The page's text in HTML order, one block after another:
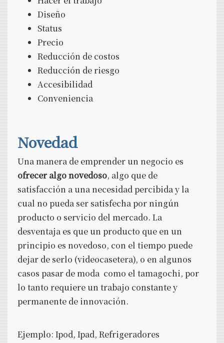
Diseño
Status
Precio
Reducción de costos
Reducción de riesgo
Accesibilidad
Conveniencia
Novedad
Una manera de emprender un negocio es
ofrecer algo novedoso, algo que de
satisfacción a una necesidad percibida y la
cual no pueda ser satisfecha por ningún
producto o servicio del mercado. La
desventaja es que un producto que en un
principio es novedoso, con el tiempo puede
dejar de serlo (videocasetera), o en algunos
casos pasar de moda como el tamagochi, por
lo tanto requiere un trabajo constante y
permanente de innovación.
Ejemplo: Ipod, Ipad, Refrigeradores